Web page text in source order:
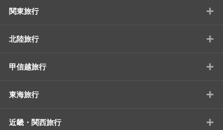
関東旅行 +
北陸旅行 +
甲信越旅行 +
東海旅行 +
近畿・関西旅行 +